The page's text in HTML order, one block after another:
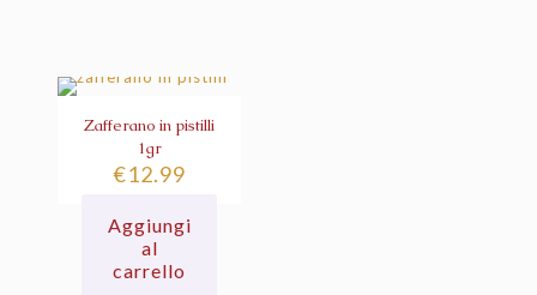
Zafferano in pistilli
1gr
€12.99
Aggiungi
al
carrello